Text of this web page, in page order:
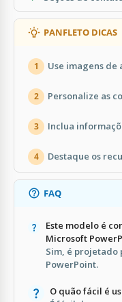
PANFLETO DICAS
1 Use imagens
2 Personalize as
3 Inclua
4 Destaque os
FAQ
Este modelo é
Microsoft
Sim, é projetado
PowerPoint.
O quão fácil é